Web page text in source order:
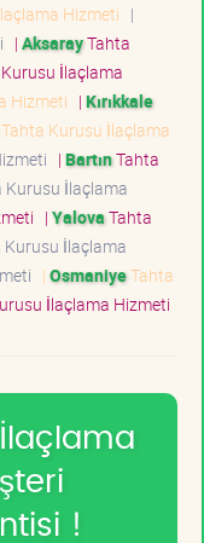
Hizmeti |
| AksarayTahta
İlaçlama
Hizmeti | Kırıkkale
Kurusu İlaçlama
| BartınTahta
İlaçlama
| YalovaTahta
İlaçlama
| OsmaniyeTahta
İlaçlama Hizmeti
!